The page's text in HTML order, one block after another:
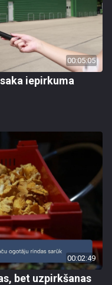
00:05:05
iepirkuma
00:02:49
bet uzpirkšanas